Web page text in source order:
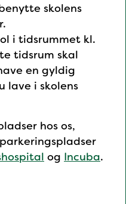
skolens
i tidsrummet kl.
tidsrum skal
en gyldig
lave i skolens
hos os,
og Incuba.